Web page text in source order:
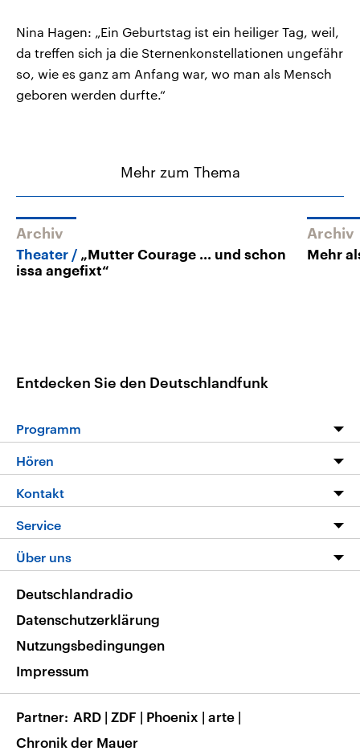
Nina Hagen: „Ein Geburtstag ist ein heiliger Tag, weil,
da treffen sich ja die Sternenkonstellationen ungefähr
so, wie es ganz am Anfang war, wo man als Mensch
geboren werden durfte.“
Mehr zum Thema
Archiv
Theater
„Mutter Courage ... und schon
issa angefixt“
Archiv
Mehr
Entdecken Sie den Deutschlandfunk
Programm
Programm
Die Nachrichten
Nachrichtenleicht
Neue Beiträge auf dlf.de
Hören
Livestream
Podcasts
Deutschlandfunk App
Nachrichten App
Frequenzen
Kontakt
Hörerservice
Service
FAQ
Veranstaltungen
Musikliste
RSS
Über uns
Barrierefreiheit
Deutschlandradio
Datenschutzerklärung
Nutzungsbedingungen
Impressum
Partner ARD | ZDF | Phoenix | arte |
Chronik der Mauer